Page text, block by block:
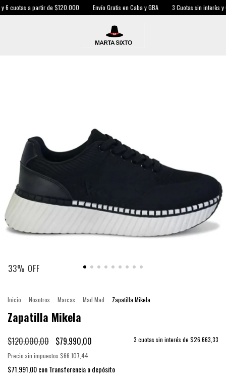
cuotas a partir de $120.000 Envío Gratis en Caba y GBA 3 Cuotas sin interès y
33% OFF
Inicio Nosotros Marcas Mad Mad Zapatilla Mikela
Zapatilla Mikela
$120.000,00 $79.990,00 3 cuotas sin interés de $26.663,33
Precio sin impuestos $66.107,44
$71.991,00conTransferencia o depósito